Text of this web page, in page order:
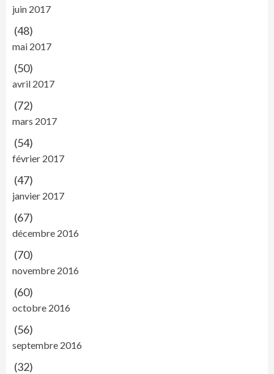
juin 2017
(48)
mai 2017
(50)
avril 2017
(72)
mars 2017
(54)
février 2017
(47)
janvier 2017
(67)
décembre 2016
(70)
novembre 2016
(60)
octobre 2016
(56)
septembre 2016
(32)